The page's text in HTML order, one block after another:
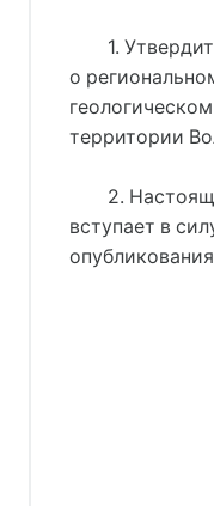
1.
о
территории
2.
вступает в